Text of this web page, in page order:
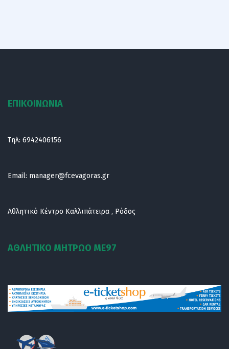
ΕΠΙΚΟΙΝΩΝΙΑ
Τηλ: 6942406156
Email: manager@fcevagoras.gr
Αθλητικό Κέντρο Καλλιπάτειρα , Ρόδος
ΑΘΛΗΤΙΚΟ ΜΗΤΡΩΟ ΜE97